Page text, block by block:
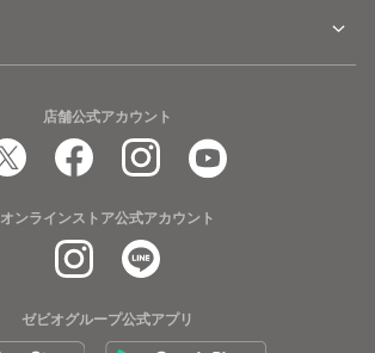
店舗公式アカウント
オンラインストア公式アカウント
ゼビオグループ公式アプリ